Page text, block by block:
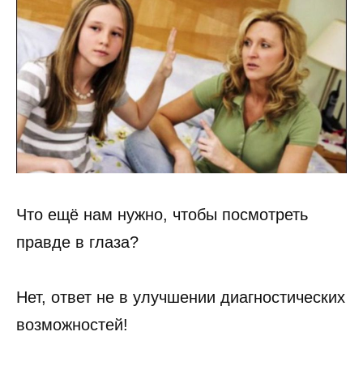
Что ещё нам нужно, чтобы посмотреть
правде в глаза?
Нет, ответ не в улучшении диагностических
возможностей!